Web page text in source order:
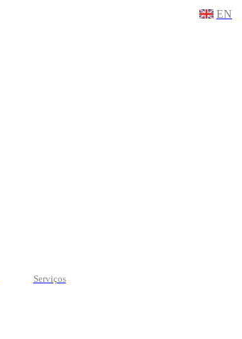
EN
Serviços